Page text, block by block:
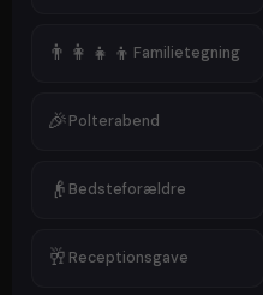
👨‍👩‍👧‍👦 Familietegning
🎉Polterabend
👴 Bedsteforældre
🥂 Receptionsgave